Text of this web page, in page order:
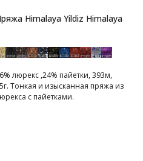
Himalaya Yildiz Himalaya
люрекс ,24% пайетки, 393м,
Тонкая и изысканная пряжа из
с пайетками.